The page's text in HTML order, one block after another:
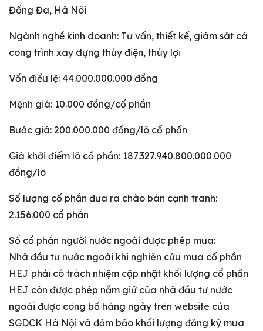
Đống Đa, Hà Nôi
Ngành nghề kinh doanh: Tư vấn, thiết kế, giám sát cá
công trình xây dựng thủy điện, thủy lợi
Vốn điều lệ: 44.000.000.000 đồng
Mệnh giá: 10.000 đồng/cổ phần
Bước giá: 200.000.000 đồng/lô cổ phần
Giá khởi điểm lô cổ phần: 187.327.940.800.000.000
đồng/lô
Số lượng cổ phần đưa ra chào bán cạnh tranh:
2.156.000 cổ phần
Số cổ phần người nước ngoài được phép mua:
Nhà đầu tư nước ngoài khi nghiên cứu mua cổ phần
HEJ phải có trách nhiệm cập nhật khối lượng cổ phần
HEJ còn được phép nắm giữ của nhà đầu tư nước
ngoài được công bố hàng ngày trên website của
SGDCK Hà Nội và đảm bảo khối lượng đăng ký mua